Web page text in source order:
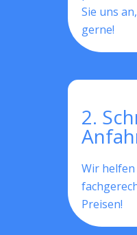
Sie uns
gerne!
2.
Wir
Preisen!